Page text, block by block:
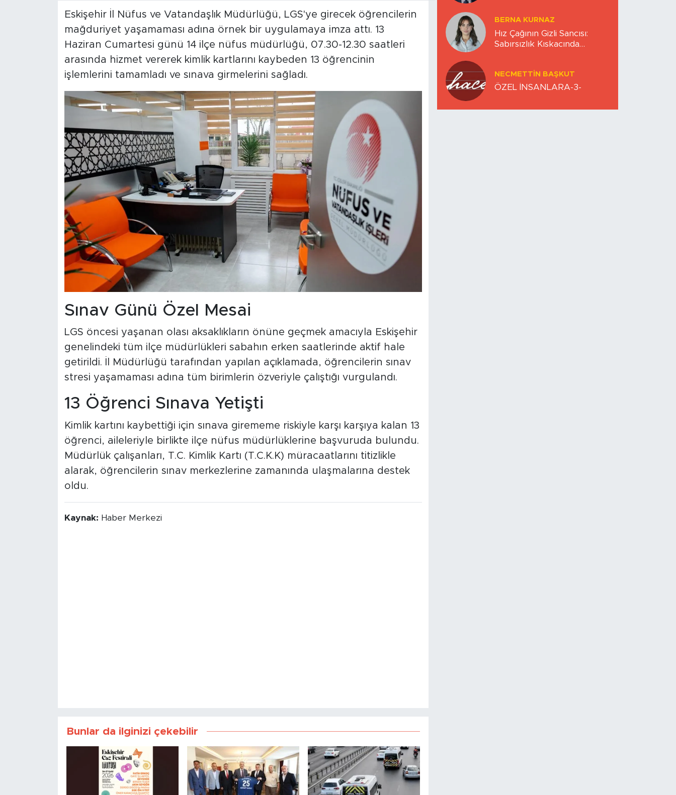
Eskişehir İl Nüfus ve Vatandaşlık Müdürlüğü, LGS'ye girecek öğrencilerin
mağduriyet yaşamaması adına örnek bir uygulamaya imza attı. 13
Haziran Cumartesi günü 14 ilçe nüfus müdürlüğü, 07.30-12.30 saatleri
arasında hizmet vererek kimlik kartlarını kaybeden 13 öğrencinin
işlemlerini tamamladı ve sınava girmelerini sağladı.
Sınav Günü Özel Mesai
LGS öncesi yaşanan olası aksaklıkların önüne geçmek amacıyla Eskişehir
genelindeki tüm ilçe müdürlükleri sabahın erken saatlerinde aktif hale
getirildi. İl Müdürlüğü tarafından yapılan açıklamada, öğrencilerin sınav
stresi yaşamaması adına tüm birimlerin özveriyle çalıştığı vurgulandı.
13 Öğrenci Sınava Yetişti
Kimlik kartını kaybettiği için sınava girememe riskiyle karşı karşıya kalan 13
öğrenci, aileleriyle birlikte ilçe nüfus müdürlüklerine başvuruda bulundu.
Müdürlük çalışanları, T.C. Kimlik Kartı (T.C.K.K) müracaatlarını titizlikle
alarak, öğrencilerin sınav merkezlerine zamanında ulaşmalarına destek
oldu.
Kaynak: Haber Merkezi
Bunlar da ilginizi çekebilir
BERNA KURNAZ
Hız Çağının Gizli Sancısı:
Sabırsızlık Kıskacında
NECMETTIN BAŞKUT
ÖZEL İNSANLARA-3-